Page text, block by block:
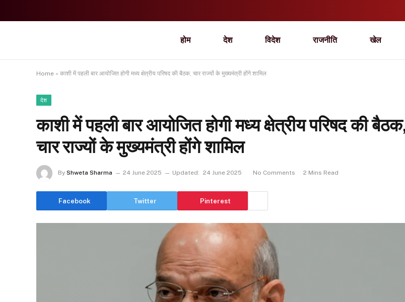
होम देश विदेश राजनीति खेल
Home » काशी में पहली बार आयोजित होगी मध्य क्षेत्रीय परिषद की बैठक, चार राज्यों के मुख्यमंत्री होंगे शामिल
देश
काशी में पहली बार आयोजित होगी मध्य क्षेत्रीय परिषद की
चार राज्यों के मुख्यमंत्री होंगे शामिल
By Shweta Sharma 24 June 2025 Updated: 24 June 2025 No Comments 2 Mins Read
Facebook Twitter Pinterest